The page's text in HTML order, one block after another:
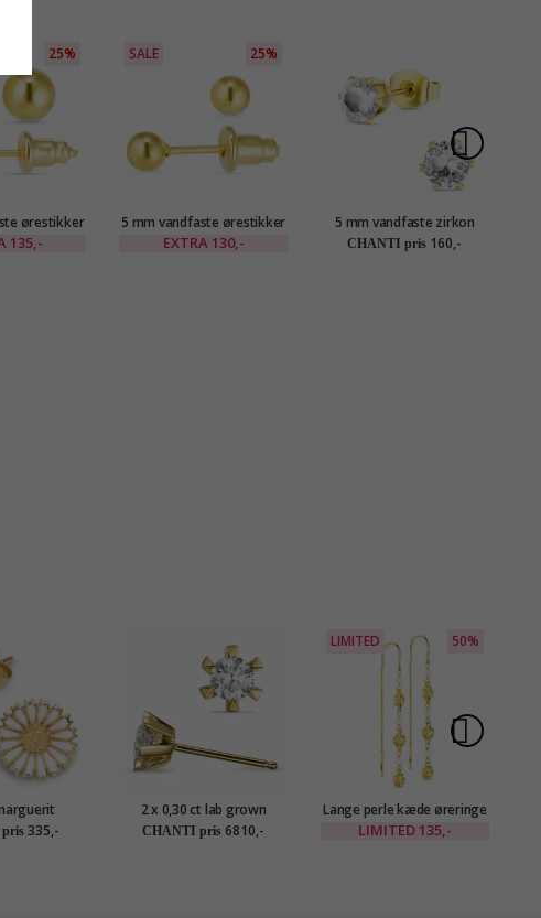
25%
ørestikker
- OCEANA
135,-
SALE 25%
5 mm vandfaste ørestikker
i forgyldt stål - OCEANA
EXTRA 130,-
5 mm vandfaste zirkon
ørestikker i forgyldt stål -
OCEANA
CHANTI pris 160,-
sølv -
335,-
2 x 0,30 ct lab grown
diamant solitaireørestikker
i 14 karat guld med lab
CHANTI pris 6810,-
LIMITED 50%
Lange perle kæde øreringe
i forgyldt messing - Eliné
LIMITED 135,-